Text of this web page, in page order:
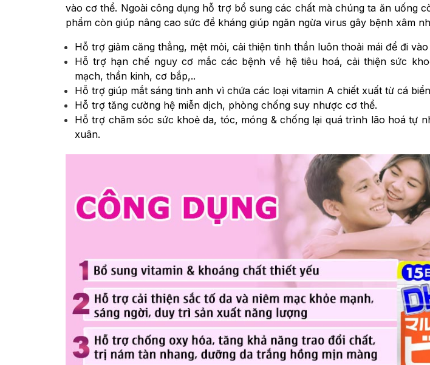
vào cơ thể. Ngoài công dụng hỗ trợ bổ sung các chất mà chúng ta ăn uống
phẩm còn giúp nâng cao sức đề kháng giúp ngăn ngừa virus gây bệnh xâm
Hỗ trợ giảm căng thẳng, mệt mỏi, cải thiện tinh thần luôn thoải mái để đi
Hỗ trợ hạn chế nguy cơ mắc các bệnh về hệ tiêu hoá, cải thiện sức
mạch, thần kinh, cơ bắp,..
Hỗ trợ giúp mắt sáng tinh anh vì chứa các loại vitamin A chiết xuất từ cá
Hỗ trợ tăng cường hệ miễn dịch, phòng chống suy nhược cơ thể.
Hỗ trợ chăm sóc sức khoẻ da, tóc, móng & chống lại quá trình lão hoá tự
xuân.